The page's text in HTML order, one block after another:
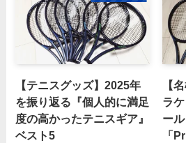
【テニスグッズ】2025年
を振り返る『個人的に満足
度の高かったテニスギア』
ベスト5
【
ラ
ー
「